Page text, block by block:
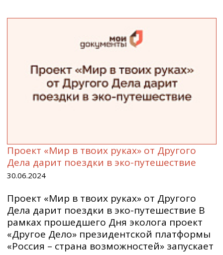
Проект «Мир в твоих руках» от Другого
Дела дарит поездки в эко-путешествие
30.06.2024
Проект «Мир в твоих руках» от Другого
Дела дарит поездки в эко-путешествие В
рамках прошедшего Дня эколога проект
«Другое Дело» президентской платформы
«Россия – страна возможностей» запускает